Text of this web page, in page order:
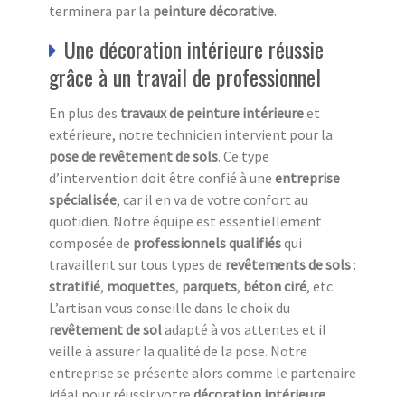
terminera par la peinture décorative.
Une décoration intérieure réussie
grâce à un travail de professionnel
En plus des travaux de peinture intérieureet
extérieure, notre technicien intervient pour la
pose de revêtement de sols. Ce type
d’intervention doit être confié à une entreprise
spécialisée, car il en va de votre confort au
quotidien. Notre équipe est essentiellement
composée de professionnels qualifiésqui
travaillent sur tous types de revêtements de sols :
stratifié, moquettes, parquets, béton ciré, etc.
L’artisan vous conseille dans le choix du
revêtement de soladapté à vos attentes et il
veille à assurer la qualité de la pose. Notre
entreprise se présente alors comme le partenaire